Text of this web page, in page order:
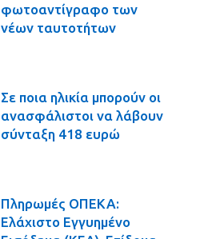
φωτοαντίγραφο των
νέων ταυτοτήτων
Σε ποια ηλικία μπορούν οι
ανασφάλιστοι να λάβουν
σύνταξη 418 ευρώ
Πληρωμές ΟΠΕΚΑ:
Ελάχιστο Εγγυημένο